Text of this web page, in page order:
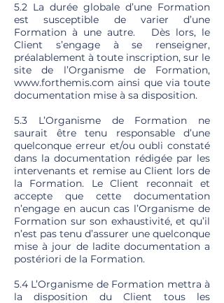
5.2 La durée globale d’une Formation
est susceptible de varier d’une
Formation à une autre. Dès lors, le
Client s’engage à se renseigner,
préalablement à toute inscription, sur le
site de l’Organisme de Formation,
www.forthemis.com ainsi que via toute
documentation mise à sa disposition.
5.3 L’Organisme de Formation ne
saurait être tenu responsable d’une
quelconque erreur et/ou oubli constaté
dans la documentation rédigée par les
intervenants et remise au Client lors de
la Formation. Le Client reconnait et
accepte que cette documentation
n’engage en aucun cas l’Organisme de
Formation sur son exhaustivité, et qu’il
n’est pas tenu d’assurer une quelconque
mise à jour de ladite documentation a
postériori de la Formation.
5.4 L’Organisme de Formation mettra à
la disposition du Client tous les